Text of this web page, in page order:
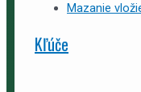
Mazanie
Kľúče